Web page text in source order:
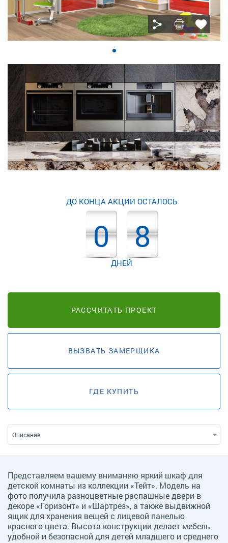
ДО КОНЦА АКЦИИ ОСТАЛОСЬ
0 8
ДНЕЙ
РАССЧИТАТЬ ПРОЕКТ
ВЫЗВАТЬ ЗАМЕРЩИКА
ГДЕ КУПИТЬ
Описание
Представляем вашему вниманию яркий шкаф для
детской комнаты из коллекции «Тейт». Модель на
фото получила разноцветные распашные двери в
декоре «Горизонт» и «Шартрез», а также выдвижной
ящик для хранения вещей с лицевой панелью
красного цвета. Высота конструкции делает мебель
удобной и безопасной для детей младшего и среднего